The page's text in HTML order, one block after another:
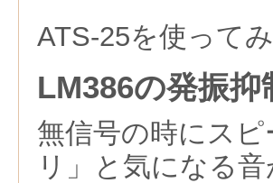
ATS-25を使って
LM386の発振抑
無信号の時にス
リ」と気になる